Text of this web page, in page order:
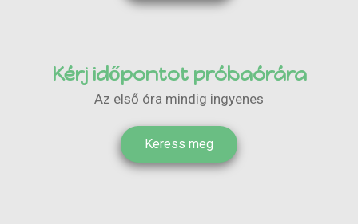
Kérj időpontot próbaórára
Az első óra mindig ingyenes
Keress meg